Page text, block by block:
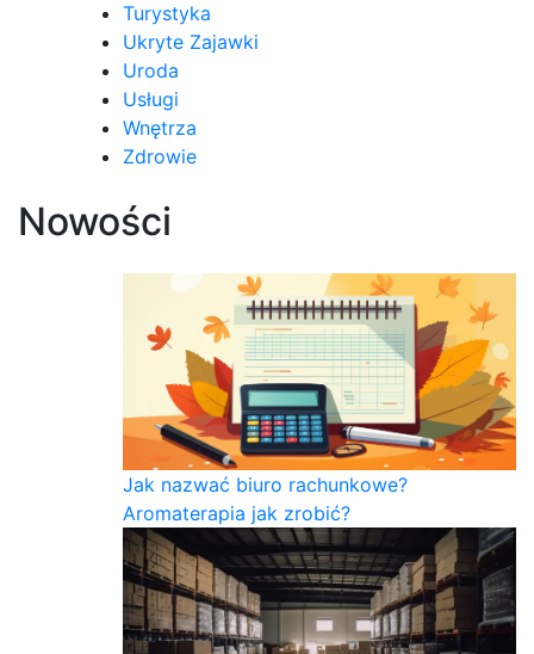
Turystyka
Ukryte Zajawki
Uroda
Usługi
Wnętrza
Zdrowie
Nowości
Jak nazwać biuro rachunkowe?
Aromaterapia jak zrobić?